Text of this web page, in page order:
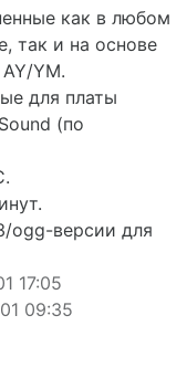
как в любом
так и на основе
YM.
для платы
(по
ogg-версии для
17:05
09:35